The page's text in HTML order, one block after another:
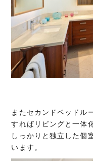
またセカンドベッドル
すればリビングと一体
しっかりと独立した個
います。